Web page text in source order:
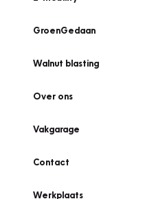
GroenGedaan
Walnut blasting
Over ons
Vakgarage
Contact
Werkplaats